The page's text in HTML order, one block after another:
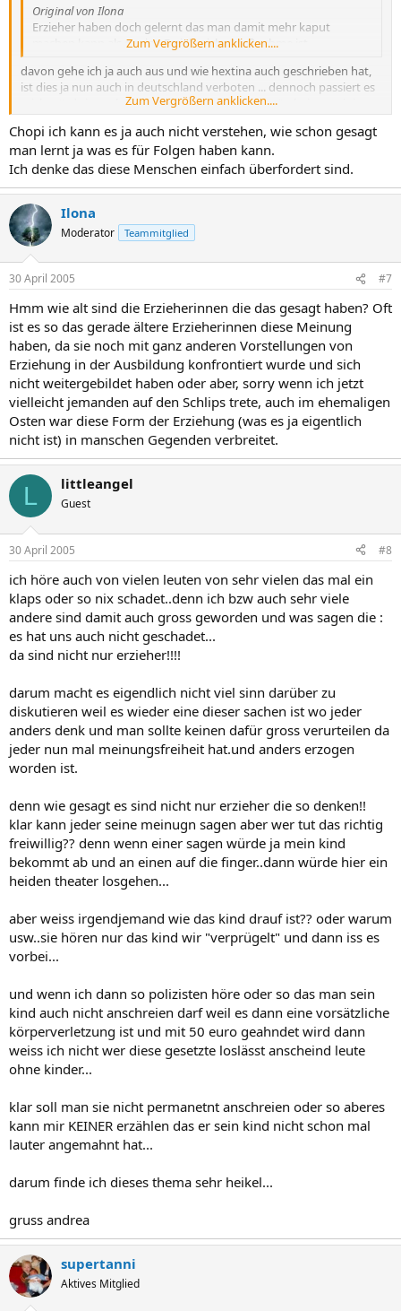
Original von Ilona
Erzieher haben doch gelernt das man damit mehr kaput
machen kann als es eine Erzieheriche Maßnahme ist.
Zum Vergrößern anklicken....
davon gehe ich ja auch aus und wie hextina auch geschrieben hat,
ist dies ja nun auch in deutschland verboten ... dennoch passiert es
... ich würds ja auch "verstehen", wenn man sagt "scheisse, mir ist
die hand ausgerutscht", aber sie stempeln das ja als ok ab und das
widerspricht sich ja irgendwie ...
diesen widerspruch kann ich weder verstehen noch irgendwie
nachvollziehen ?(
Zum Vergrößern anklicken....
Chopi ich kann es ja auch nicht verstehen, wie schon gesagt
man lernt ja was es für Folgen haben kann.
Ich denke das diese Menschen einfach überfordert sind.
Ilona
Moderator Teammitglied
30 April 2005 #7
Hmm wie alt sind die Erzieherinnen die das gesagt haben? Oft
ist es so das gerade ältere Erzieherinnen diese Meinung
haben, da sie noch mit ganz anderen Vorstellungen von
Erziehung in der Ausbildung konfrontiert wurde und sich
nicht weitergebildet haben oder aber, sorry wenn ich jetzt
vielleicht jemanden auf den Schlips trete, auch im ehemaligen
Osten war diese Form der Erziehung (was es ja eigentlich
nicht ist) in manschen Gegenden verbreitet.
L littleangel
Guest
30 April 2005 #8
ich höre auch von vielen leuten von sehr vielen das mal ein
klaps oder so nix schadet..denn ich bzw auch sehr viele
andere sind damit auch gross geworden und was sagen die :
es hat uns auch nicht geschadet...
da sind nicht nur erzieher!!!!
darum macht es eigendlich nicht viel sinn darüber zu
diskutieren weil es wieder eine dieser sachen ist wo jeder
anders denk und man sollte keinen dafür gross verurteilen da
jeder nun mal meinungsfreiheit hat.und anders erzogen
worden ist.
denn wie gesagt es sind nicht nur erzieher die so denken!!
klar kann jeder seine meinugn sagen aber wer tut das richtig
freiwillig?? denn wenn einer sagen würde ja mein kind
bekommt ab und an einen auf die finger..dann würde hier ein
heiden theater losgehen...
aber weiss irgendjemand wie das kind drauf ist?? oder warum
usw..sie hören nur das kind wir "verprügelt" und dann iss es
vorbei...
und wenn ich dann so polizisten höre oder so das man sein
kind auch nicht anschreien darf weil es dann eine vorsätzliche
körperverletzung ist und mit 50 euro geahndet wird dann
weiss ich nicht wer diese gesetzte loslässt anscheind leute
ohne kinder...
klar soll man sie nicht permanetnt anschreien oder so aberes
kann mir KEINER erzählen das er sein kind nicht schon mal
lauter angemahnt hat...
darum finde ich dieses thema sehr heikel...
gruss andrea
supertanni
Aktives Mitglied